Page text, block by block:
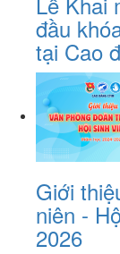
đầu
tại Cao
Giới
niên -
2026